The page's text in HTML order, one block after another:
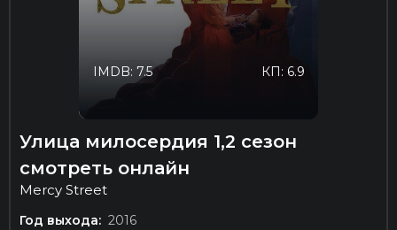
КП: 6.9
IMDB: 7.5
Улица милосердия 1,2 сезон
смотреть онлайн
Mercy Street
Год выхода: 2016